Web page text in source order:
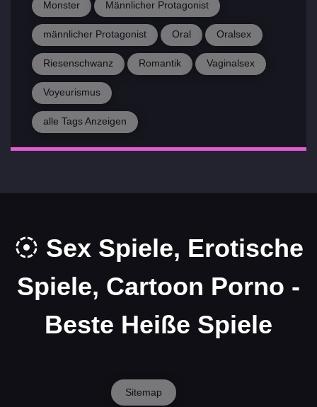
Monster Männlicher Protagonist
männlicher Protagonist Oral Oralsex
Riesenschwanz Romantik Vaginalsex
Voyeurismus
alle Tags Anzeigen
Sex Spiele, Erotische
Spiele, Cartoon Porno -
Beste Heiße Spiele
Sitemap